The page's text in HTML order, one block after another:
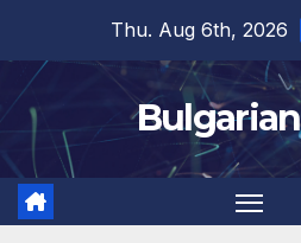
content
Thu. Aug 6th, 2026